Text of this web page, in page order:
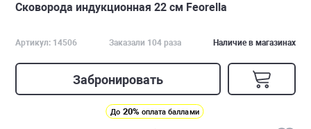
Сковорода индукционная 22 см Feorella
Артикул: 14506 Заказали 104 раза Наличие в магазинах
Забронировать
До 20% оплата баллами